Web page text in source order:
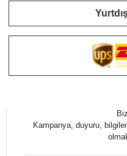
Kampanya, duyuru,